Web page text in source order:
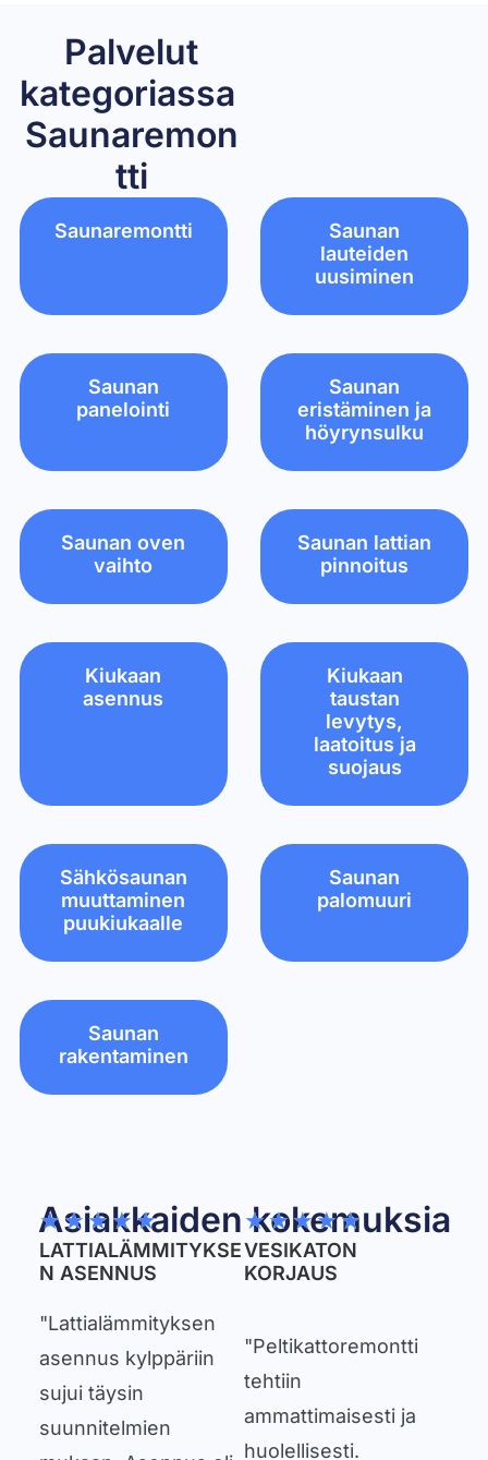
Palvelut
kategoriassa ​
Saunaremon
tti
Saunaremontti
Saunan
lauteiden
uusiminen
Saunan
panelointi
Saunan
eristäminen ja
höyrynsulku
Saunan oven
vaihto
Saunan lattian
pinnoitus
Kiukaan
asennus
Kiukaan
taustan
levytys,
laatoitus ja
suojaus
Sähkösaunan
muuttaminen
puukiukaalle
Saunan
palomuuri
Saunan
rakentaminen
Asiakkaiden kokemuksia
★★★★ ★
LATTIALÄMMITYKSE
N ASENNUS
"Lattialämmityksen
asennus kylppäriin
sujui täysin
suunnitelmien
★★★★★
VESIKATON
KORJAUS
"Peltikattoremontti
tehtiin
ammattimaisesti ja
huolellisesti.